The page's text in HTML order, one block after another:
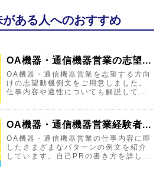
ある人へのおすすめ
OA機器・通信機器営業の志望...
OA機器・通信機器営業を志望する方向
けの志望動機例文をご用意しました。
仕事内容や適性についても解説して...
OA機器・通信機器営業経験者...
OA機器・通信機器営業の仕事内容に即
したさまざまなパターンの例文を紹介
しています。自己PRの書き方を詳し...